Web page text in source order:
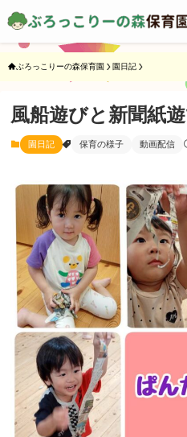
ぶろっこりーの森保育園 園日記
風船遊びと新聞紙遊
園日記 保育の様子 動画配信